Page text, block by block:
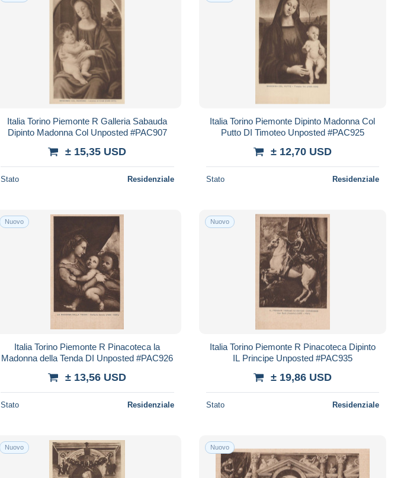
Italia Torino Piemonte R Galleria Sabauda
Dipinto Madonna Col Unposted #PAC907
± 15,35 USD
Stato Residenziale
Italia Torino Piemonte Dipinto Madonna Col
Putto DI Timoteo Unposted #PAC925
± 12,70 USD
Stato Residenziale
Nuovo
Italia Torino Piemonte R Pinacoteca la
Madonna della Tenda DI Unposted #PAC926
± 13,56 USD
Stato Residenziale
Nuovo
Italia Torino Piemonte R Pinacoteca Dipinto
IL Principe Unposted #PAC935
± 19,86 USD
Stato Residenziale
Nuovo Nuovo